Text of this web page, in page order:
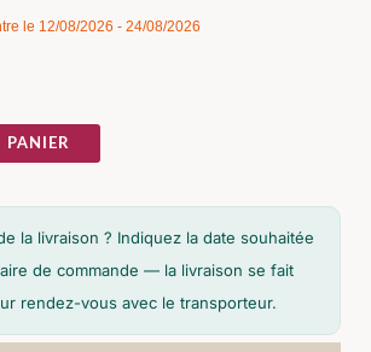
le 12/08/2026 - 24/08/2026
PANIER
la livraison ? Indiquez la date souhaitée
de commande — la livraison se fait
rendez-vous avec le transporteur.